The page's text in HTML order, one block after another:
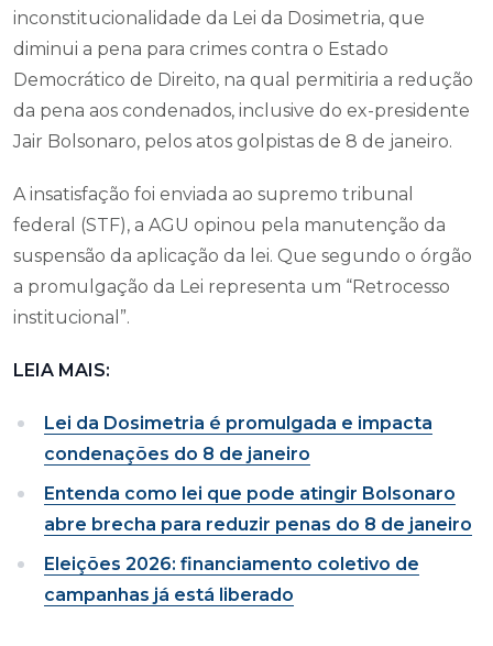
inconstitucionalidade da Lei da Dosimetria, que
diminui a pena para crimes contra o Estado
Democrático de Direito, na qual permitiria a redução
da pena aos condenados, inclusive do ex-presidente
Jair Bolsonaro, pelos atos golpistas de 8 de janeiro.
A insatisfação foi enviada ao supremo tribunal
federal (STF), a AGU opinou pela manutenção da
suspensão da aplicação da lei. Que segundo o órgão
a promulgação da Lei representa um “Retrocesso
institucional”.
LEIA MAIS:
Lei da Dosimetria é promulgada e impacta
condenações do 8 de janeiro
Entenda como lei que pode atingir Bolsonaro
abre brecha para reduzir penas do 8 de janeiro
Eleições 2026: financiamento coletivo de
campanhas já está liberado